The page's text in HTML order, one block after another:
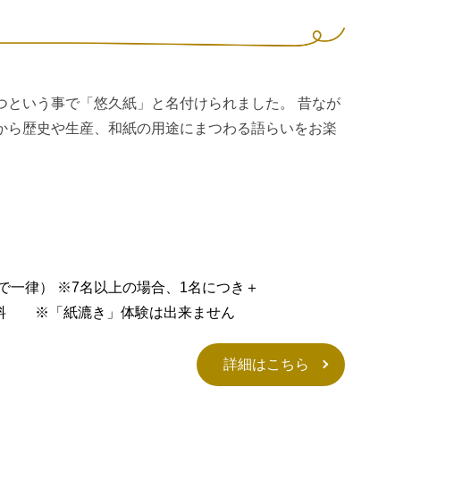
という事で「悠久紙」と名付けられました。 昔なが
ら歴史や生産、和紙の用途にまつわる語らいをお楽
一律） ※7名以上の場合、1名につき＋
※「紙漉き」体験は出来ません
詳細はこちら